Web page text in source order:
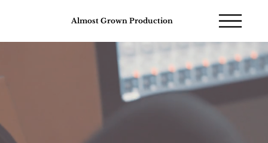
Almost Grown Production